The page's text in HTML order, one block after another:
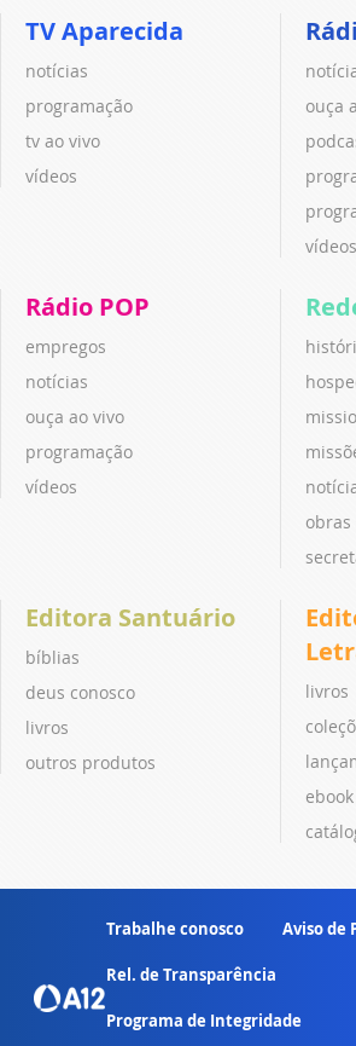
TV Aparecida
notícias
programação
tv ao vivo
vídeos
ouça
vídeos
Rádio POP
empregos
notícias
ouça ao vivo
programação
vídeos
Editora Santuário
bíblias
deus conosco
livros
outros produtos
livros
ebook
Trabalhe conosco Aviso de
Rel. de Transparência
Programa de Integridade